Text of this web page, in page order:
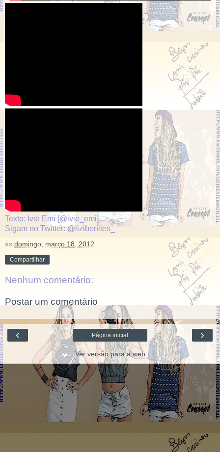
Texto: Ivie Emi [@ivie_emi]
Sigam no Twitter: @lizibenites_
às domingo, março 18, 2012
Compartilhar
Nenhum comentário:
Postar um comentário
‹ ›
Página inicial
Ver versão para a web